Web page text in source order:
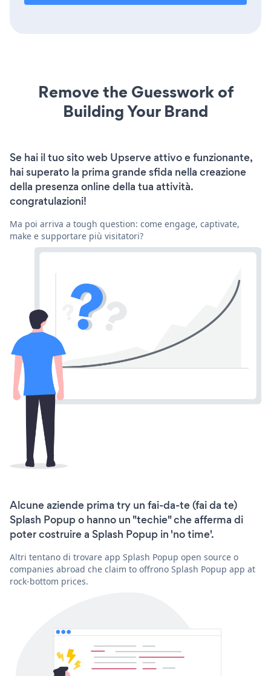
Remove the Guesswork of
Building Your Brand
Se hai il tuo sito web Upserve attivo e funzionante,
hai superato la prima grande sfida nella creazione
della presenza online della tua attività.
congratulazioni!
Ma poi arriva a tough question: come engage, captivate,
make e supportare più visitatori?
Alcune aziende prima try un fai-da-te (fai da te)
Splash Popup o hanno un "techie" che afferma di
poter costruire a Splash Popup in 'no time'.
Altri tentano di trovare app Splash Popup open source o
companies abroad che claim to offrono Splash Popup app at
rock-bottom prices.